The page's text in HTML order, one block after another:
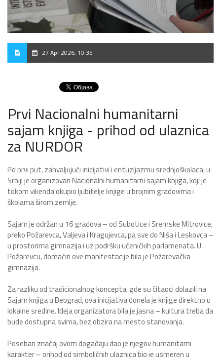
27 Apr 2026, 10:35
Prvi Nacionalni humanitarni
sajam knjiga - prihod od ulaznica
za NURDOR
Po prvi put, zahvaljujući inicijativi i entuzijazmu srednjoškolaca, u
Srbiji je organizovan Nacionalni humanitarni sajam knjiga, koji je
tokom vikenda okupio ljubitelje knjige u brojnim gradovima i
školama širom zemlje.
Sajam je održan u 16 gradova – od Subotice i Sremske Mitrovice,
preko Požarevca, Valjeva i Kragujevca, pa sve do Niša i Leskovca –
u prostorima gimnazija i uz podršku učeničkih parlamenata. U
Požarevcu, domaćin ove manifestacije bila je Požarevačka
gimnazija.
Za razliku od tradicionalnog koncepta, gde su čitaoci dolazili na
Sajam knjiga u Beograd, ova inicijativa donela je knjige direktno u
lokalne sredine. Ideja organizatora bila je jasna – kultura treba da
bude dostupna svima, bez obzira na mesto stanovanja.
Poseban značaj ovom događaju dao je njegov humanitarni
karakter – prihod od simboličnih ulaznica bio je usmeren u